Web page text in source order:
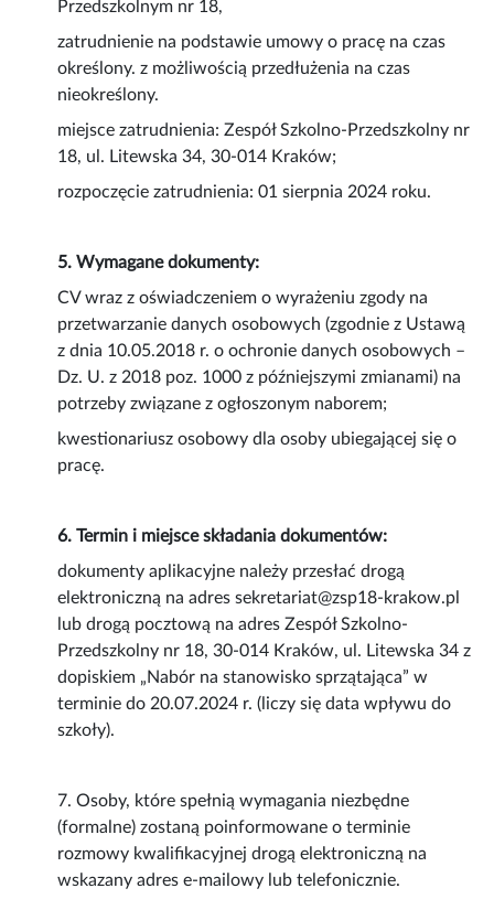
Przedszkolnym nr 18,
zatrudnienie na podstawie umowy o pracę na czas
określony. z możliwością przedłużenia na czas
nieokreślony.
miejsce zatrudnienia: Zespół Szkolno-Przedszkolny nr
18, ul. Litewska 34, 30-014 Kraków;
rozpoczęcie zatrudnienia: 01 sierpnia 2024 roku.
5. Wymagane dokumenty:
CV wraz z oświadczeniem o wyrażeniu zgody na
przetwarzanie danych osobowych (zgodnie z Ustawą
z dnia 10.05.2018 r. o ochronie danych osobowych –
Dz. U. z 2018 poz. 1000 z późniejszymi zmianami) na
potrzeby związane z ogłoszonym naborem;
kwestionariusz osobowy dla osoby ubiegającej się o
pracę.
6. Termin i miejsce składania dokumentów:
dokumenty aplikacyjne należy przesłać drogą
elektroniczną na adres sekretariat@zsp18-krakow.pl
lub drogą pocztową na adres Zespół Szkolno-
Przedszkolny nr 18, 30-014 Kraków, ul. Litewska 34 z
dopiskiem „Nabór na stanowisko sprzątająca” w
terminie do 20.07.2024 r. (liczy się data wpływu do
szkoły).
7. Osoby, które spełnią wymagania niezbędne
(formalne) zostaną poinformowane o terminie
rozmowy kwalifikacyjnej drogą elektroniczną na
wskazany adres e-mailowy lub telefonicznie.